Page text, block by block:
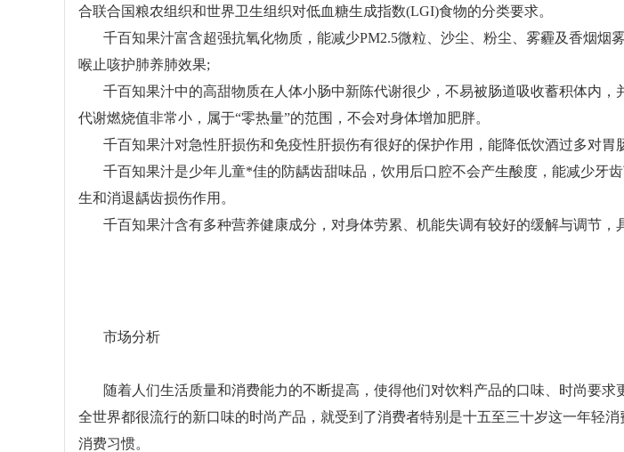
合联合国粮农组织和世界卫生组织对低血糖生成指数(LGI)食物的分类要求。
千百知果汁富含超强抗氧化物质，能减少PM2.5微粒、沙尘、粉尘、雾霾及香烟烟
喉止咳护肺养肺效果;
千百知果汁中的高甜物质在人体小肠中新陈代谢很少，不易被肠道吸收蓄积体内，
代谢燃烧值非常小，属于“零热量”的范围，不会对身体增加肥胖。
千百知果汁对急性肝损伤和免疫性肝损伤有很好的保护作用，能降低饮酒过多对胃
千百知果汁是少年儿童*佳的防龋齿甜味品，饮用后口腔不会产生酸度，能减少牙
生和消退龋齿损伤作用。
千百知果汁含有多种营养健康成分，对身体劳累、机能失调有较好的缓解与调节，
市场分析
随着人们生活质量和消费能力的不断提高，使得他们对饮料产品的口味、时尚要求
全世界都很流行的新口味的时尚产品，就受到了消费者特别是十五至三十岁这一年轻
消费习惯。